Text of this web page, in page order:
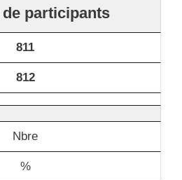
participants
811
812
Nbre
%